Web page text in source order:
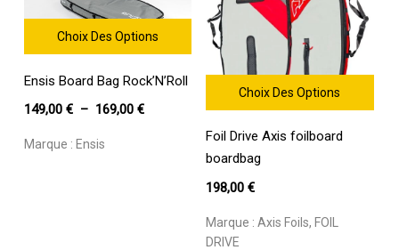
Choix Des Options
produit
a
variations.
Ensis Board Bag Rock’N’Roll
149,00 € – 169,00 €Plage
Marque : Ensis
Choix Des Options
produit
a
plusieurs
variations.
Les
options
Foil Drive Axis foilboard
boardbag
198,00€
Marque :Axis Foils, FOIL
DRIVE